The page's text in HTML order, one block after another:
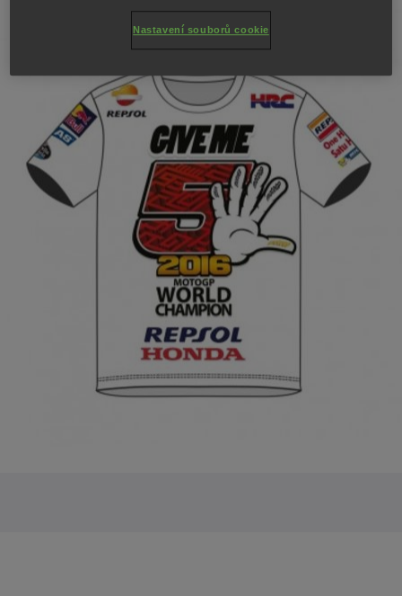
Nastavení souborů cookie